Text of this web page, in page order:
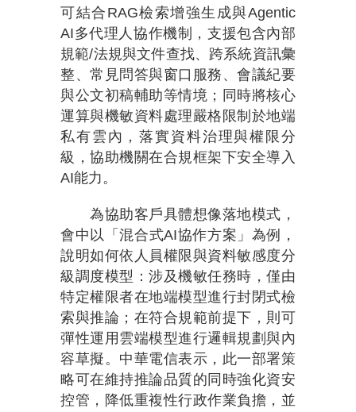
可結合RAG檢索增強生成與Agentic
AI多代理人協作機制，支援包含內部
規範/法規與文件查找、跨系統資訊彙
整、常見問答與窗口服務、會議紀要
與公文初稿輔助等情境；同時將核心
運算與機敏資料處理嚴格限制於地端
私有雲內，落實資料治理與權限分
級，協助機關在合規框架下安全導入
AI能力。
為協助客戶具體想像落地模式，
會中以「混合式AI協作方案」為例，
說明如何依人員權限與資料敏感度分
級調度模型：涉及機敏任務時，僅由
特定權限者在地端模型進行封閉式檢
索與推論；在符合規範前提下，則可
彈性運用雲端模型進行邏輯規劃與內
容草擬。中華電信表示，此一部署策
略可在維持推論品質的同時強化資安
控管，降低重複性行政作業負擔，並